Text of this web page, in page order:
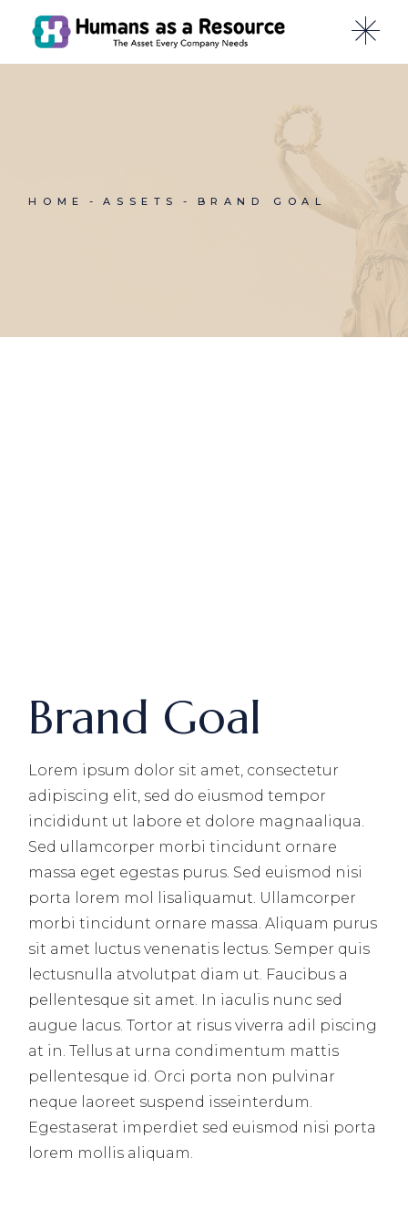
content
HOME ASSETS BRAND GOAL
Brand Goal
Lorem ipsum dolor sit amet, consectetur
adipiscing elit, sed do eiusmod tempor
incididunt ut labore et dolore magnaaliqua.
Sed ullamcorper morbi tincidunt ornare
massa eget egestas purus. Sed euismod nisi
porta lorem mol lisaliquamut. Ullamcorper
morbi tincidunt ornare massa. Aliquam purus
sit amet luctus venenatis lectus. Semper quis
lectusnulla atvolutpat diam ut. Faucibus a
pellentesque sit amet. In iaculis nunc sed
augue lacus. Tortor at risus viverra adil piscing
at in. Tellus at urna condimentum mattis
pellentesque id. Orci porta non pulvinar
neque laoreet suspend isseinterdum.
Egestaserat imperdiet sed euismod nisi porta
lorem mollis aliquam.